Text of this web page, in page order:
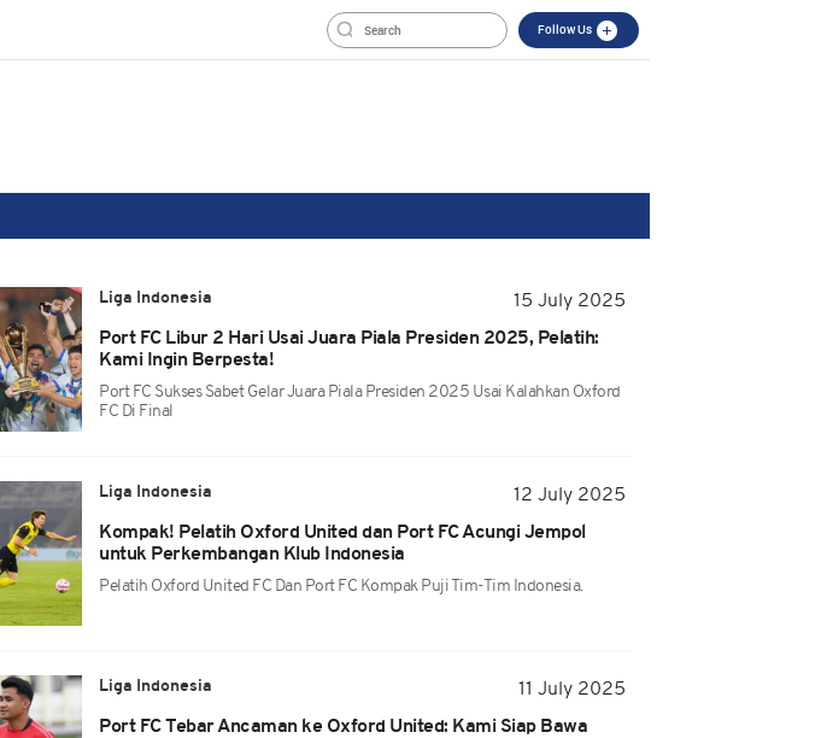
Follow Us
Liga Indonesia
15 July 2025
Port FC Libur 2 Hari Usai Juara Piala Presiden 2025, Pelatih:
Kami Ingin Berpesta!
Port FC Sukses Sabet Gelar Juara Piala Presiden 2025 Usai Kalahkan Oxford
FC Di Final
Liga Indonesia
12 July 2025
Kompak! Pelatih Oxford United dan Port FC Acungi Jempol
untuk Perkembangan Klub Indonesia
Pelatih Oxford United FC Dan Port FC Kompak Puji Tim-Tim Indonesia.
Liga Indonesia
11 July 2025
Port FC Tebar Ancaman ke Oxford United: Kami Siap Bawa